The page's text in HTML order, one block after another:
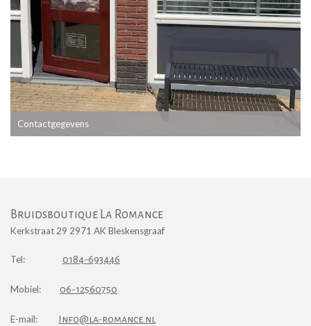
Contactgegevens
Bruidsboutique La Romance
Kerkstraat 29 2971 AK Bleskensgraaf
Tel: 0184-693446
Mobiel: 06-12560750
E-mail: Info@la-romance.nl